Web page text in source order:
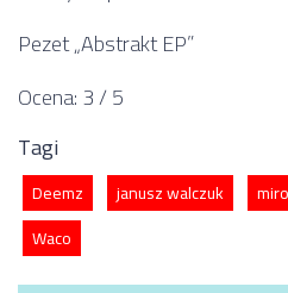
Pezet „Abstrakt EP”
Ocena: 3 / 5
Tagi
Deemz janusz walczuk
Waco